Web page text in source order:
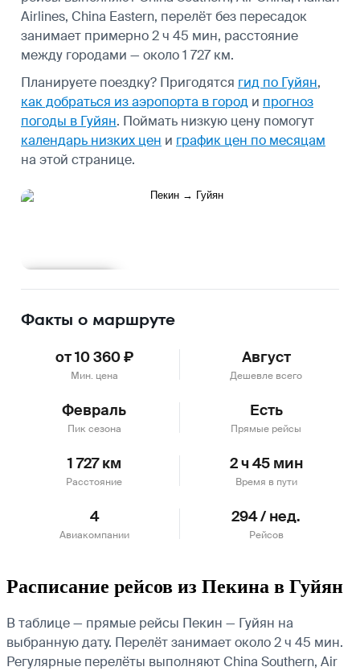
Airlines, China Eastern, перелёт без пересадок
занимает примерно 2 ч 45 мин, расстояние
между городами — около 1 727 км.
Планируете поездку? Пригодятся гид по Гуйян,
как добраться из аэропорта в город и прогноз
погоды в Гуйян. Поймать низкую цену помогут
календарь низких цен и график цен по месяцам
на этой странице.
Факты о маршруте
от 10 360 ₽
Мин. цена
Август
Дешевле всего
Февраль
Пик сезона
Есть
Прямые рейсы
1 727 км
Расстояние
2 ч 45 мин
Время в пути
4
Авиакомпании
294 / нед.
Рейсов
Расписание рейсов из Пекина в Гуйян
В таблице — прямые рейсы Пекин — Гуйян на
выбранную дату. Перелёт занимает около 2 ч 45 мин.
Регулярные перелёты выполняют China Southern, Air